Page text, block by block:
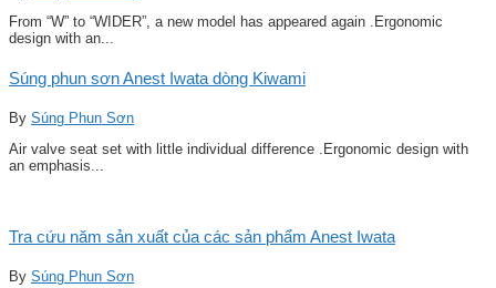
From “W” to “WIDER”, a new model has appeared again .Ergonomic
design with an...
Súng phun sơn Anest Iwata dòng Kiwami
By Súng Phun Sơn
Air valve seat set with little individual difference .Ergonomic design with
an emphasis...
Tra cứu năm sản xuất của các sản phẩm Anest Iwata
By Súng Phun Sơn